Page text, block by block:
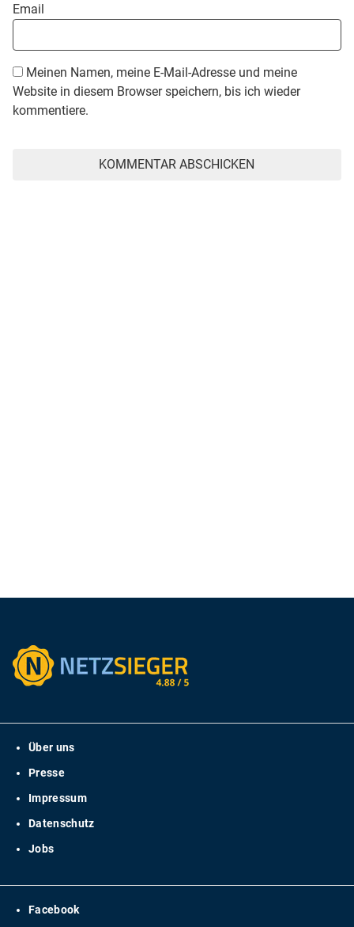
Email
Meinen Namen, meine E-Mail-Adresse und meine
Website in diesem Browser speichern, bis ich wieder
kommentiere.
Über uns
Presse
Impressum
Datenschutz
Jobs
Facebook